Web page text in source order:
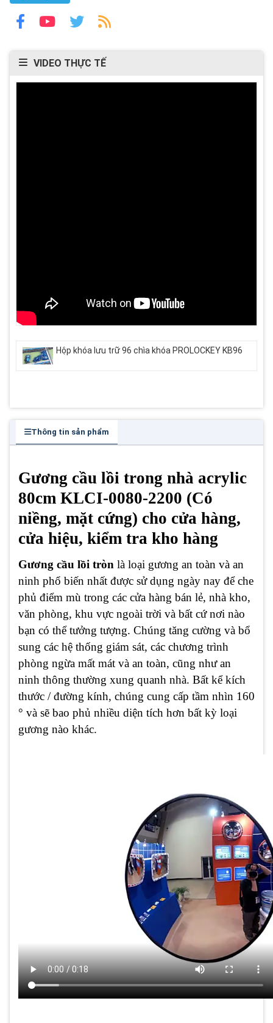
VIDEO THỰC TẾ
Hộp khóa lưu trữ 96 chìa khóa PROLOCKEY KB96
Thông tin sản phẩm
Gương cầu lồi trong nhà acrylic
80cm KLCI-0080-2200 (Có
niềng, mặt cứng) cho cửa hàng,
cửa hiệu, kiểm tra kho hàng
Gương cầu lồi tròn là loại gương an toàn và an
ninh phổ biến nhất được sử dụng ngày nay để che
phủ điểm mù trong các cửa hàng bán lẻ, nhà kho,
văn phòng, khu vực ngoài trời và bất cứ nơi nào
bạn có thể tưởng tượng. Chúng tăng cường và bổ
sung các hệ thống giám sát, các chương trình
phòng ngừa mất mát và an toàn, cũng như an
ninh thông thường xung quanh nhà. Bất kể kích
thước / đường kính, chúng cung cấp tầm nhìn 160
° và sẽ bao phủ nhiều diện tích hơn bất kỳ loại
gương nào khác.